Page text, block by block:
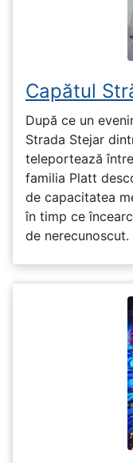
Capătul
După ce un
Strada Stejar
teleportează
familia Platt
de capacitatea
în timp ce
de nerecunoscut.